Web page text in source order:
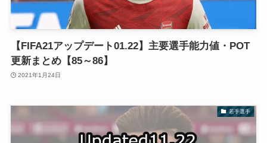
【FIFA21アップデート01.22】主要選手能力値・POT
更新まとめ【85～86】
2021年1月24日
若手選手